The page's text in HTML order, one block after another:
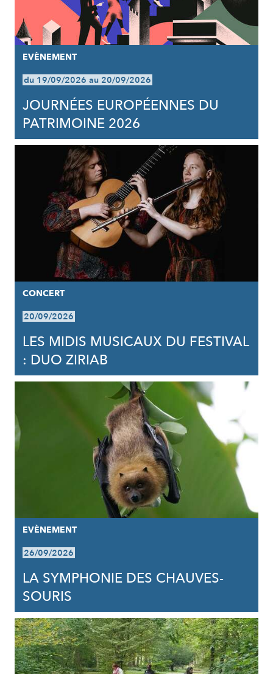
EVÈNEMENT
du 19/09/2026 au 20/09/2026
JOURNÉES EUROPÉENNES DU
PATRIMOINE 2026
CONCERT
20/09/2026
LES MIDIS MUSICAUX DU FESTIVAL
: DUO ZIRIAB
EVÈNEMENT
26/09/2026
LA SYMPHONIE DES CHAUVES-
SOURIS